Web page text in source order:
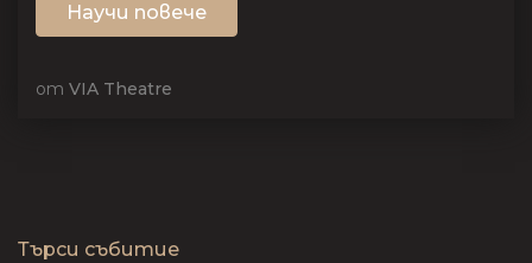
Научи повече
от VIA Theatre
Търси събитие